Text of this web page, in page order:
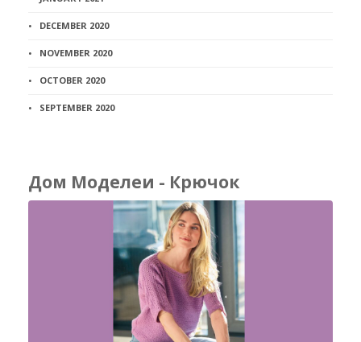
DECEMBER 2020
NOVEMBER 2020
OCTOBER 2020
SEPTEMBER 2020
Дом Моделеи - Крючок